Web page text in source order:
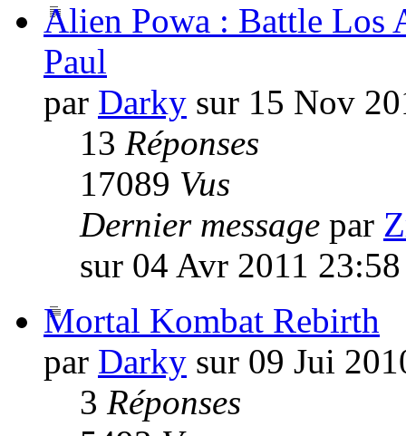
Alien Powa : Battle Los
Paul
par Darky sur 15 Nov
13 Réponses
17089 Vus
Dernier message par
sur 04 Avr 2011 23:58
Mortal Kombat Rebirth
par Darky sur 09 Jui
3 Réponses